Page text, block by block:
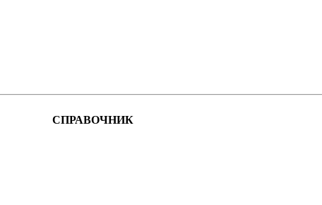
СПРАВОЧНИК